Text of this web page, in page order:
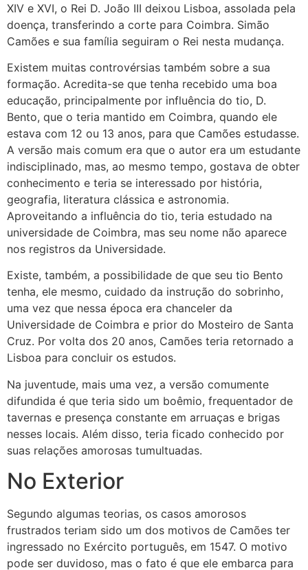
XIV e XVI, o Rei D. João III deixou Lisboa, assolada pela
doença, transferindo a corte para Coimbra. Simão
Camões e sua família seguiram o Rei nesta mudança.
Existem muitas controvérsias também sobre a sua
formação. Acredita-se que tenha recebido uma boa
educação, principalmente por influência do tio, D.
Bento, que o teria mantido em Coimbra, quando ele
estava com 12 ou 13 anos, para que Camões estudasse.
A versão mais comum era que o autor era um estudante
indisciplinado, mas, ao mesmo tempo, gostava de obter
conhecimento e teria se interessado por história,
geografia, literatura clássica e astronomia.
Aproveitando a influência do tio, teria estudado na
universidade de Coimbra, mas seu nome não aparece
nos registros da Universidade.
Existe, também, a possibilidade de que seu tio Bento
tenha, ele mesmo, cuidado da instrução do sobrinho,
uma vez que nessa época era chanceler da
Universidade de Coimbra e prior do Mosteiro de Santa
Cruz. Por volta dos 20 anos, Camões teria retornado a
Lisboa para concluir os estudos.
Na juventude, mais uma vez, a versão comumente
difundida é que teria sido um boêmio, frequentador de
tavernas e presença constante em arruaças e brigas
nesses locais. Além disso, teria ficado conhecido por
suas relações amorosas tumultuadas.
No Exterior
Segundo algumas teorias, os casos amorosos
frustrados teriam sido um dos motivos de Camões ter
ingressado no Exército português, em 1547. O motivo
pode ser duvidoso, mas o fato é que ele embarca para